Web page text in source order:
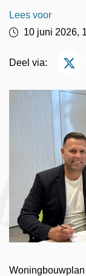
Lees voor
10 juni 2026,
Deel via: